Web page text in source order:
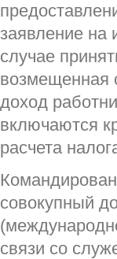
заявление на
случае
возмещенная
доход
включаются
расчета
совокупный
связи со